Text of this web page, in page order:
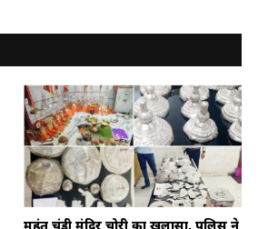
महंत चंडी मंदिर चोरी का खुलासा, पुलिस ने